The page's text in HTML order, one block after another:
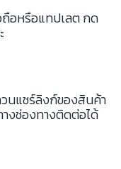
อหรือแทปเลต กด
นแชร์ลิงก์ของสินค้า
งช่องทางติดต่อได้